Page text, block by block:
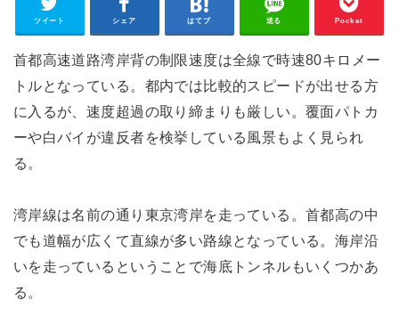
ツイート シェア はてブ 送る Pocket
首都高速道路湾岸背の制限速度は全線で時速80キロメー
トルとなっている。都内では比較的スピードが出せる方
に入るが、速度超過の取り締まりも厳しい。覆面パトカ
ーや白バイが違反者を検挙している風景もよく見られ
る。
湾岸線は名前の通り東京湾岸を走っている。首都高の中
でも道幅が広くて直線が多い路線となっている。海岸沿
いを走っているということで海底トンネルもいくつかあ
る。